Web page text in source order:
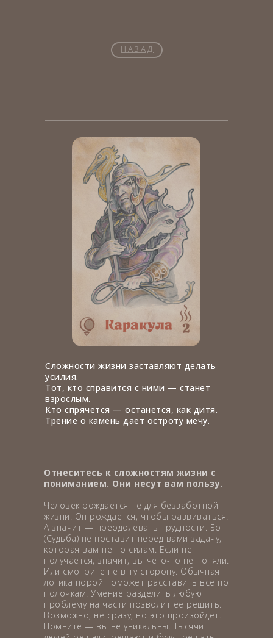
НАЗАД
Сложности жизни заставляют делать
усилия.
Тот, кто справится с ними — станет
взрослым.
Кто спрячется — останется, как дитя.
Трение о камень дает остроту мечу.
Отнеситесь к сложностям жизни с
пониманием. Они несут вам пользу.
Человек рождается не для беззаботной
жизни. Он рождается, чтобы развиваться.
А значит — преодолевать трудности. Бог
(Судьба) не поставит перед вами задачу,
которая вам не по силам. Если не
получается, значит, вы чего-то не поняли.
Или смотрите не в ту сторону. Обычная
логика порой поможет расставить все по
полочкам. Умение разделить любую
проблему на части позволит ее решить.
Возможно, не сразу, но это произойдет.
Помните — вы не уникальны. Тысячи